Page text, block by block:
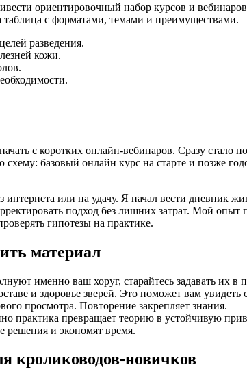
ориентировочный набор курсов и
таблица с форматами, темами и преимуществами.
разведения.
кожи.
с коротких онлайн-вебинаров. Сразу
базовый онлайн курс на старте и позже
или на удачу. Я начал вести дневник
подход без лишних затрат. Мой опыт
гипотезы на практике.
материал
именно ваш хоруг, старайтесь задавать их в
и здоровье зверей. Это поможет вам увидеть
просмотра. Повторение закрепляет знания.
практика превращает теорию в устойчивую
решения и экономят время.
кролиководов-новичков